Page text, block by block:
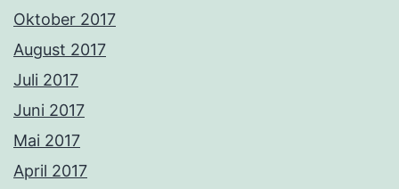
Oktober 2017
August 2017
Juli 2017
Juni 2017
Mai 2017
April 2017